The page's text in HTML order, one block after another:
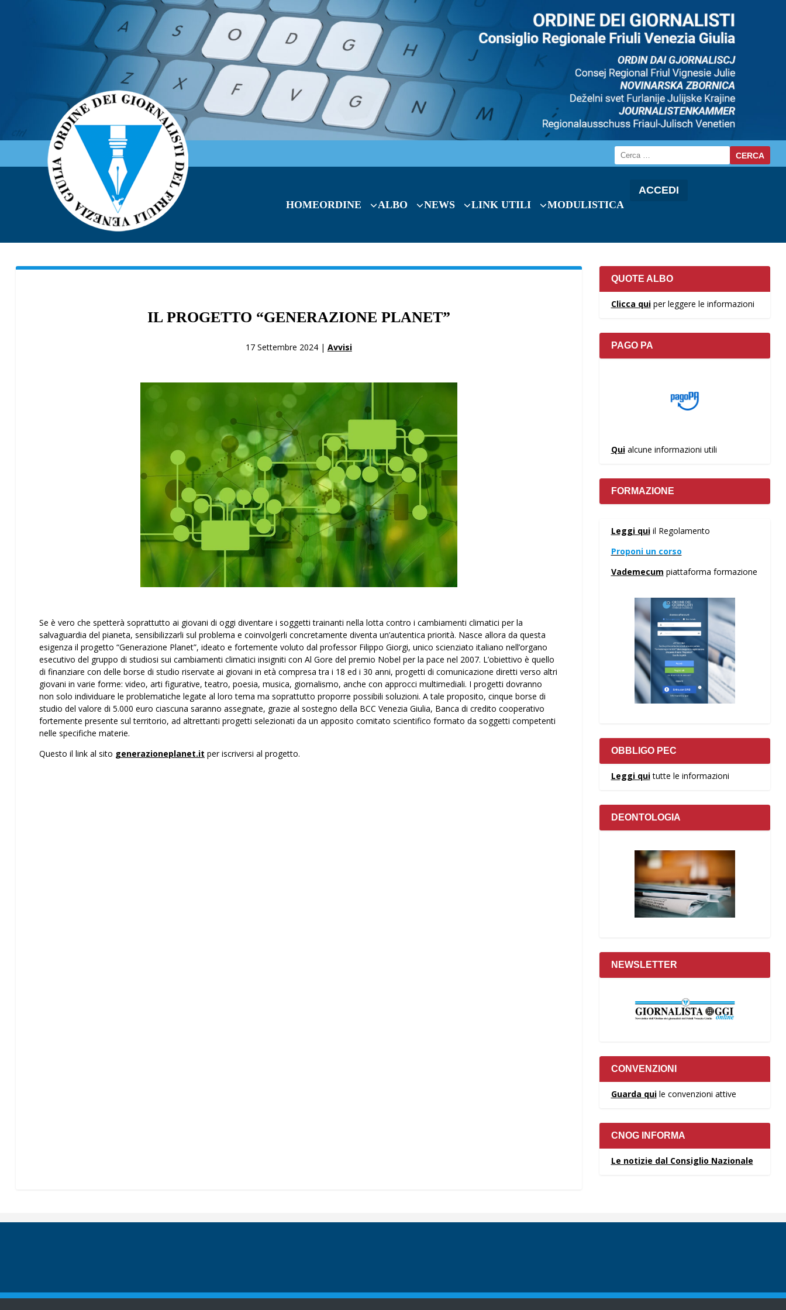
HOMEORDINE ALBO NEWS LINK UTILI MODULISTICA
ACCEDI
IL PROGETTO “GENERAZIONE PLANET”
17 Settembre 2024 | Avvisi
Se è vero che spetterà soprattutto ai giovani di oggi diventare i soggetti trainanti nella lotta contro i cambiamenti climatici per la
salvaguardia del pianeta, sensibilizzarli sul problema e coinvolgerli concretamente diventa un’autentica priorità. Nasce allora da questa
esigenza il progetto “Generazione Planet”, ideato e fortemente voluto dal professor Filippo Giorgi, unico scienziato italiano nell’organo
esecutivo del gruppo di studiosi sui cambiamenti climatici insigniti con Al Gore del premio Nobel per la pace nel 2007. L’obiettivo è quello
di finanziare con delle borse di studio riservate ai giovani in età compresa tra i 18 ed i 30 anni, progetti di comunicazione diretti verso altri
giovani in varie forme: video, arti figurative, teatro, poesia, musica, giornalismo, anche con approcci multimediali. I progetti dovranno
non solo individuare le problematiche legate al loro tema ma soprattutto proporre possibili soluzioni. A tale proposito, cinque borse di
studio del valore di 5.000 euro ciascuna saranno assegnate, grazie al sostegno della BCC Venezia Giulia, Banca di credito cooperativo
fortemente presente sul territorio, ad altrettanti progetti selezionati da un apposito comitato scientifico formato da soggetti competenti
nelle specifiche materie.
Questo il link al sito generazioneplanet.it per iscriversi al progetto.
QUOTE ALBO
Clicca quiper leggere le informazioni
PAGO PA
Quialcune informazioni utili
FORMAZIONE
Leggi quiil Regolamento
Proponi un corso
Vademecum piattaforma formazione
OBBLIGO PEC
Leggi quitutte le informazioni
DEONTOLOGIA
NEWSLETTER
CONVENZIONI
Guarda quile convenzioni attive
CNOG INFORMA
Le notizie dal Consiglio Nazionale